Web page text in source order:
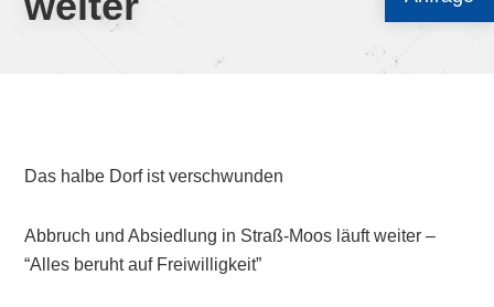
Das halbe Dorf ist verschwunden
Abbruch und Absiedlung in Straß-Moos läuft weiter –
“Alles beruht auf Freiwilligkeit”